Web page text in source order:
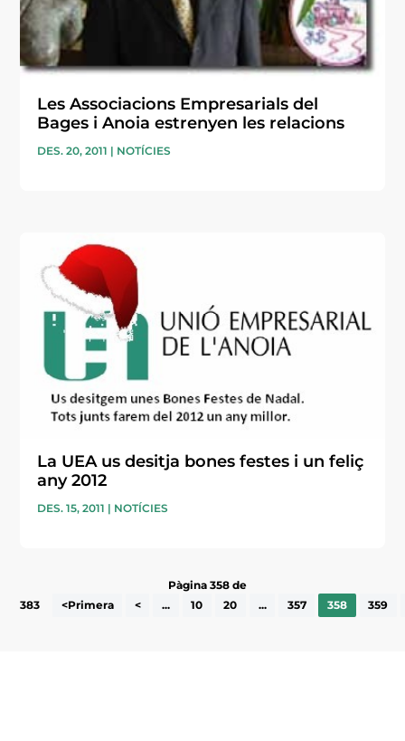
Les Associacions Empresarials del
Bages i Anoia estrenyen les relacions
DES. 20, 2011 | NOTÍCIES
La UEA us desitja bones festes i un feliç
any 2012
DES. 15, 2011 | NOTÍCIES
Pàgina 358 de
383
<Primera < ... 10 20 ... 357 358 359